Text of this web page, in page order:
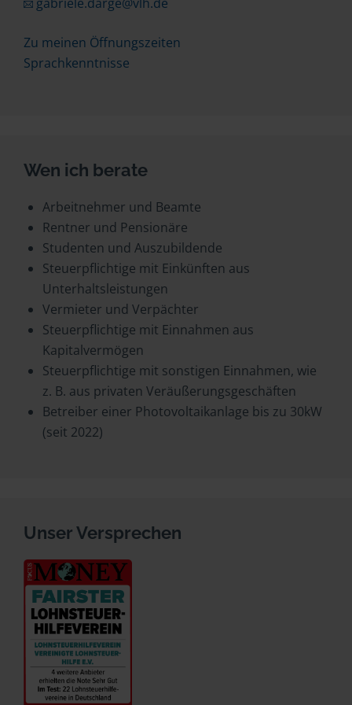
Zu meinen Öffnungszeiten
Sprachkenntnisse
Wen ich berate
Arbeitnehmer und Beamte
Rentner und Pensionäre
Studenten und Auszubildende
Steuerpflichtige mit Einkünften aus
Unterhaltsleistungen
Vermieter und Verpächter
Steuerpflichtige mit Einnahmen aus
Kapitalvermögen
Steuerpflichtige mit sonstigen Einnahmen, wie
z. B. aus privaten Veräußerungsgeschäften
Betreiber einer Photovoltaikanlage bis zu 30kW
(seit 2022)
Unser Versprechen